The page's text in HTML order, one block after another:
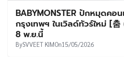
BABYMONSTER ปักหมุดคอ
กรุงเทพฯ ในเวิลด์ทัวร์ใหม่ [
8 พ.ย.นี้
BySVVEET KIMOn15/05/2026